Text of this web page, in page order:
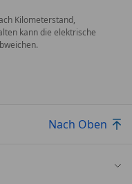
Kilometerstand,
kann die elektrische
Nach Oben